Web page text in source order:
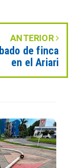
ANTERIOR
de finca
en el Ariari